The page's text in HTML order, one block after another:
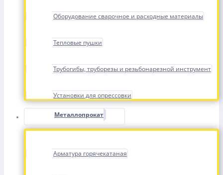
Оборудование сварочное и расходные материалы
Тепловые пушки
Трубогибы, труборезы и резьбонарезной инструмент
Установки для опрессовки
Металлопрокат
Арматура горячекатаная